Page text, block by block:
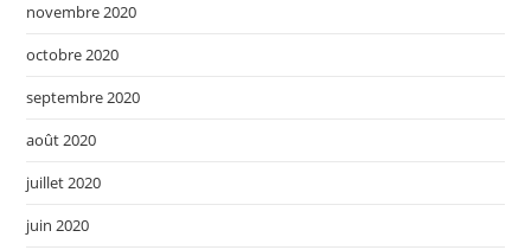
novembre 2020
octobre 2020
septembre 2020
août 2020
juillet 2020
juin 2020